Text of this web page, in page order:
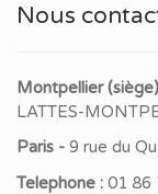
Nous
Montpellier
LATTES-
Paris - 9 rue du
Telephone : 01 86